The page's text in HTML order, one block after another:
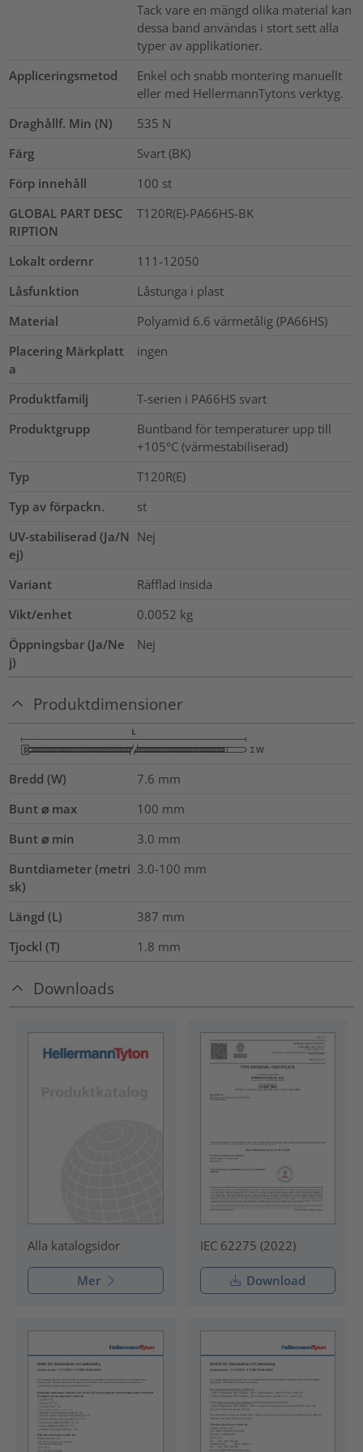
Tack vare en mängd olika material kan
dessa band användas i stort sett alla
typer av applikationer.
Appliceringsmetod
Enkel och snabb montering manuellt
eller med HellermannTytons verktyg.
Draghållf. Min (N)
535 N
Färg
Svart (BK)
Förp innehåll
100 st
GLOBAL PART DESC
RIPTION
T120R(E)-PA66HS-BK
Lokalt ordernr
111-12050
Låsfunktion
Låstunga i plast
Material
Polyamid 6.6 värmetålig (PA66HS)
Placering Märkplatt
a
ingen
Produktfamilj
T-serien i PA66HS svart
Produktgrupp
Buntband för temperaturer upp till
+105°C (värmestabiliserad)
Typ
T120R(E)
Typ av förpackn.
st
UV-stabiliserad (Ja/N
ej)
Nej
Variant
Räfflad insida
Vikt/enhet
0.0052 kg
Öppningsbar (Ja/Ne
j)
Nej
Produktdimensioner
Bredd (W) 7.6 mm
Bunt ⌀ max
100 mm
Bunt ⌀ min
3.0 mm
Buntdiameter (metri
sk)
3.0-100 mm
Längd (L) 387 mm
Tjockl (T)
1.8 mm
Downloads
Alla katalogsidor
Mer
IEC 62275 (2022)
Download